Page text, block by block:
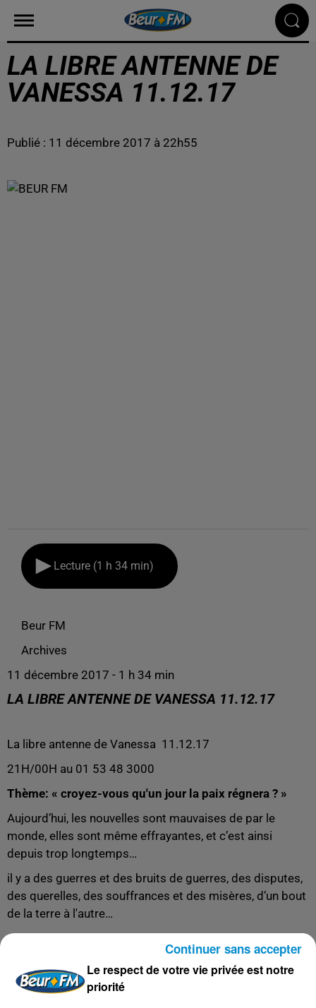
LA LIBRE ANTENNE DE
VANESSA 11.12.17
Publié : 11 décembre 2017 à 22h55
Lecture (1 h 34 min)
Beur FM
Archives
11 décembre 2017 - 1 h 34 min
LA LIBRE ANTENNE DE VANESSA 11.12.17
La libre antenne de Vanessa 11.12.17
21H/00H au 01 53 48 3000
Thème: « croyez-vous qu'un jour la paix régnera ? »
Aujourd’hui, les nouvelles sont mauvaises de par le
monde, elles sont même ef­frayantes, et c’est ainsi
depuis trop longtemps…
il y a des guerres et des bruits de guerres, des disputes,
des querelles, des souffrances et des misères, d’un bout
de la terre à l'autre…
Ces horreurs se déplacent d’époque en époque, parfois
cela se passe chez nous, et à d'autres moments
ailleurs… mais on oublie qu’ailleurs c’est chez nous.
Pourquoi fait-on la guerre, on sait que faire ;la guerre est
Le respect de votre vie privée est notre
priorité
Continuer sans accepter